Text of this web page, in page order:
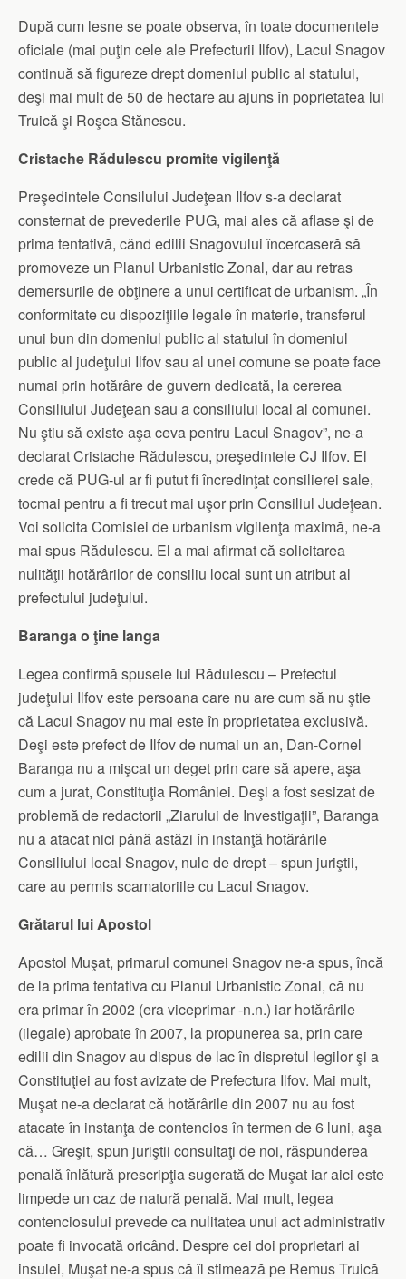
După cum lesne se poate observa, în toate documentele
oficiale (mai puţin cele ale Prefecturii Ilfov), Lacul Snagov
continuă să figureze drept domeniul public al statului,
deşi mai mult de 50 de hectare au ajuns în poprietatea lui
Truică şi Roşca Stănescu.
Cristache Rădulescu promite vigilenţă
Preşedintele Consilului Judeţean Ilfov s-a declarat
consternat de prevederile PUG, mai ales că aflase şi de
prima tentativă, când edilii Snagovului încercaseră să
promoveze un Planul Urbanistic Zonal, dar au retras
demersurile de obţinere a unui certificat de urbanism. „În
conformitate cu dispoziţiile legale în materie, transferul
unui bun din domeniul public al statului în domeniul
public al judeţului Ilfov sau al unei comune se poate face
numai prin hotărâre de guvern dedicată, la cererea
Consiliului Judeţean sau a consiliului local al comunei.
Nu ştiu să existe aşa ceva pentru Lacul Snagov”, ne-a
declarat Cristache Rădulescu, preşedintele CJ Ilfov. El
crede că PUG-ul ar fi putut fi încredinţat consilierei sale,
tocmai pentru a fi trecut mai uşor prin Consiliul Judeţean.
Voi solicita Comisiei de urbanism vigilenţa maximă, ne-a
mai spus Rădulescu. El a mai afirmat că solicitarea
nulităţii hotărârilor de consiliu local sunt un atribut al
prefectului judeţului.
Baranga o ţine langa
Legea confirmă spusele lui Rădulescu – Prefectul
judeţului Ilfov este persoana care nu are cum să nu ştie
că Lacul Snagov nu mai este în proprietatea exclusivă.
Deşi este prefect de Ilfov de numai un an, Dan-Cornel
Baranga nu a mişcat un deget prin care să apere, aşa
cum a jurat, Constituţia României. Deşi a fost sesizat de
problemă de redactorii „Ziarului de Investigaţii”, Baranga
nu a atacat nici până astăzi în instanţă hotărârile
Consiliului local Snagov, nule de drept – spun juriştii,
care au permis scamatoriile cu Lacul Snagov.
Grătarul lui Apostol
Apostol Muşat, primarul comunei Snagov ne-a spus, încă
de la prima tentativa cu Planul Urbanistic Zonal, că nu
era primar în 2002 (era viceprimar -n.n.) iar hotărârile
(ilegale) aprobate în 2007, la propunerea sa, prin care
edilii din Snagov au dispus de lac în dispretul legilor şi a
Constituţiei au fost avizate de Prefectura Ilfov. Mai mult,
Muşat ne-a declarat că hotărârile din 2007 nu au fost
atacate în instanţa de contencios în termen de 6 luni, aşa
că… Greşit, spun juriştii consultaţi de noi, răspunderea
penală înlătură prescripţia sugerată de Muşat iar aici este
limpede un caz de natură penală. Mai mult, legea
contenciosului prevede ca nulitatea unui act administrativ
poate fi invocată oricând. Despre cei doi proprietari ai
insulei, Muşat ne-a spus că îl stimează pe Remus Truică